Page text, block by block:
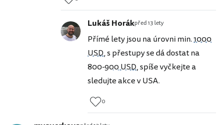
Lukáš Horákpřed 13 lety
Přímé lety jsou na úrovni min.1000
USD, s přestupy se dá dostat na
800-900 USD, spíše vyčkejte a
sledujte akce v USA.
0